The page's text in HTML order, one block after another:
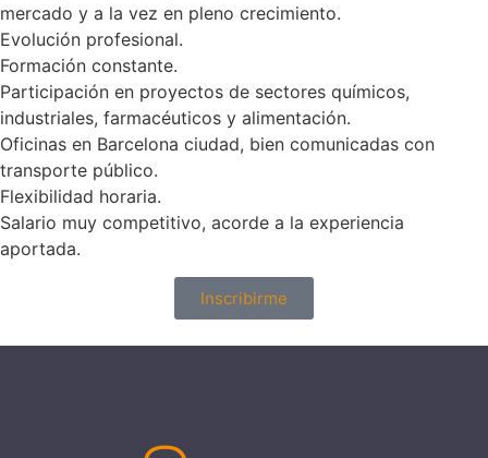
mercado y a la vez en pleno crecimiento.
Evolución profesional.
Formación constante.
Participación en proyectos de sectores químicos,
industriales, farmacéuticos y alimentación.
Oficinas en Barcelona ciudad, bien comunicadas con
transporte público.
Flexibilidad horaria.
Salario muy competitivo, acorde a la experiencia
aportada.
Inscribirme